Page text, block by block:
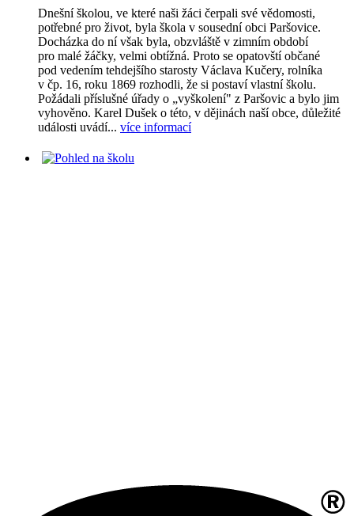
Dnešní školou, ve které naši žáci čerpali své vědomosti,
potřebné pro život, byla škola v sousední obci Paršovice.
Docházka do ní však byla, obzvláště v zimním období
pro malé žáčky, velmi obtížná. Proto se opatovští občané
pod vedením tehdejšího starosty Václava Kučery, rolníka
v čp. 16, roku 1869 rozhodli, že si postaví vlastní školu.
Požádali příslušné úřady o „vyškolení" z Paršovic a bylo jim
vyhověno. Karel Dušek o této, v dějinách naší obce, důležité
události uvádí... více informací